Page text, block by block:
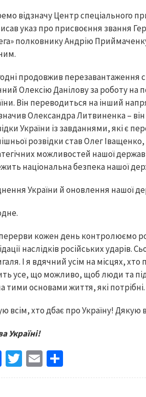
відзначу Центр спеціального
указ про присвоєння звання
полковнику Андрію
продовжив перезавантаження
Олексію Данілову за роботу на
Він переводиться на інший
Олександра Литвиненка –
України із завданнями, які є
розвідки став Олег
можливостей нашої
національна безпека нашої
України й оновлення нашої
кожен день контролюємо
наслідків російських ударів.
І я вдячний усім на місцях,
усе, що можливо, щоб люди та
тими основами життя, які потрібні.
всім, хто дбає про Україну!
Україні!
Fa
ce
T
wi
E
m h